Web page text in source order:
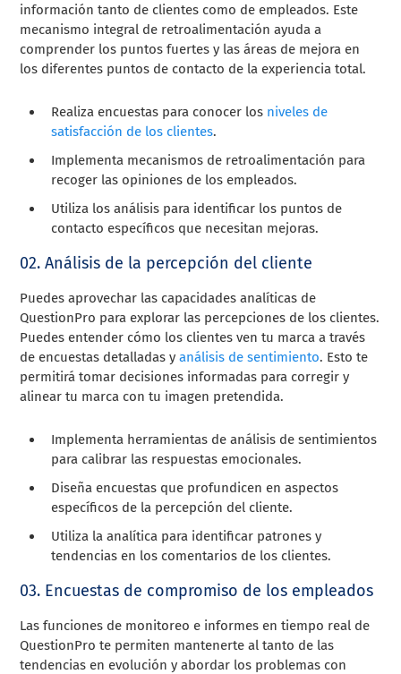
información tanto de clientes como de empleados. Este
mecanismo integral de retroalimentación ayuda a
comprender los puntos fuertes y las áreas de mejora en
los diferentes puntos de contacto de la experiencia total.
Realiza encuestas para conocer los niveles de
satisfacción de los clientes.
Implementa mecanismos de retroalimentación para
recoger las opiniones de los empleados.
Utiliza los análisis para identificar los puntos de
contacto específicos que necesitan mejoras.
02. Análisis de la percepción del cliente
Puedes aprovechar las capacidades analíticas de
QuestionPro para explorar las percepciones de los clientes.
Puedes entender cómo los clientes ven tu marca a través
de encuestas detalladas yanálisis de sentimiento. Esto te
permitirá tomar decisiones informadas para corregir y
alinear tu marca con tu imagen pretendida.
Implementa herramientas de análisis de sentimientos
para calibrar las respuestas emocionales.
Diseña encuestas que profundicen en aspectos
específicos de la percepción del cliente.
Utiliza la analítica para identificar patrones y
tendencias en los comentarios de los clientes.
03. Encuestas de compromiso de los empleados
Las funciones de monitoreo e informes en tiempo real de
QuestionPro te permiten mantenerte al tanto de las
tendencias en evolución y abordar los problemas con